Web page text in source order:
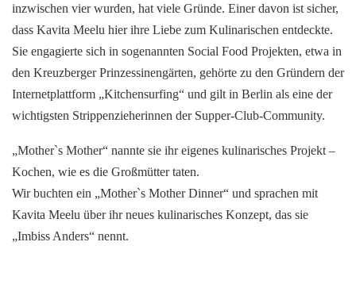
inzwischen vier wurden, hat viele Gründe. Einer davon ist sicher,
dass Kavita Meelu hier ihre Liebe zum Kulinarischen entdeckte.
Sie engagierte sich in sogenannten Social Food Projekten, etwa in
den Kreuzberger Prinzessinengärten, gehörte zu den Gründern der
Internetplattform „Kitchensurfing“ und gilt in Berlin als eine der
wichtigsten Strippenzieherinnen der Supper-Club-Community.
„Mother`s Mother“ nannte sie ihr eigenes kulinarisches Projekt –
Kochen, wie es die Großmütter taten.
Wir buchten ein „Mother`s Mother Dinner“ und sprachen mit
Kavita Meelu über ihr neues kulinarisches Konzept, das sie
„Imbiss Anders“ nennt.